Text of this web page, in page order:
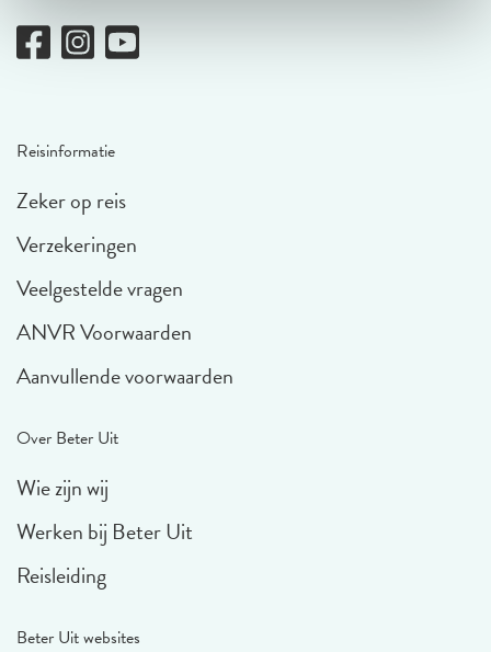
Reisinformatie
Zeker op reis
Verzekeringen
Veelgestelde vragen
ANVR Voorwaarden
Aanvullende voorwaarden
Over Beter Uit
Wie zijn wij
Werken bij Beter Uit
Reisleiding
Beter Uit websites